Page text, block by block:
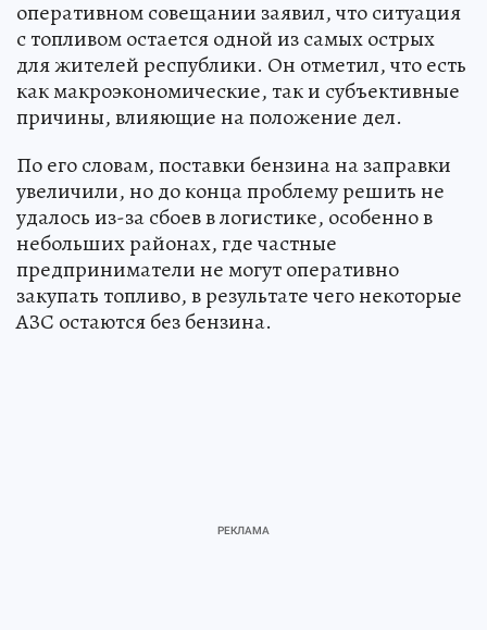
оперативном совещании заявил, что ситуация
с топливом остается одной из самых острых
для жителей республики. Он отметил, что есть
как макроэкономические, так и субъективные
причины, влияющие на положение дел.
По его словам, поставки бензина на заправки
увеличили, но до конца проблему решить не
удалось из-за сбоев в логистике, особенно в
небольших районах, где частные
предприниматели не могут оперативно
закупать топливо, в результате чего некоторые
АЗС остаются без бензина.